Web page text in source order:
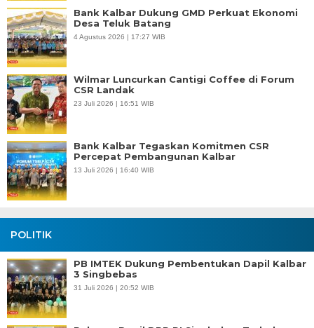
Bank Kalbar Dukung GMD Perkuat Ekonomi
Desa Teluk Batang
4 Agustus 2026 | 17:27 WIB
Wilmar Luncurkan Cantigi Coffee di Forum
CSR Landak
23 Juli 2026 | 16:51 WIB
Bank Kalbar Tegaskan Komitmen CSR
Percepat Pembangunan Kalbar
13 Juli 2026 | 16:40 WIB
POLITIK
PB IMTEK Dukung Pembentukan Dapil Kalbar
3 Singbebas
31 Juli 2026 | 20:52 WIB